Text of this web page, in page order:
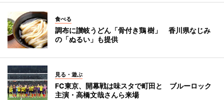
食べる
調布に讃岐うどん「骨付き鶏 樹」 香川県なじみ
の「ぬるい」も提供
見る・遊ぶ
FC東京、開幕戦は味スタで町田と ブルーロック
主演・高橋文哉さんら来場